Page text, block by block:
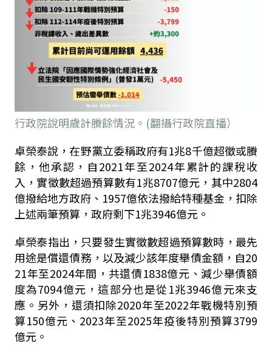
行政院說明歲計賸餘情況。(翻攝行政院直播）
卓榮泰說，在野黨立委稱政府有1兆8千億超徵或賸
餘，他承認，自2021年至2024年累計的課稅收
入，實徵數超過預算數有1兆8707億元，其中2804
億撥給地方政府、 1957億依法撥給特種基金，扣除
上述兩筆預算，政府剩下1兆3946億元。
卓榮泰指出，只要發生實徵數超過預算數時，最先
用途是償還債務，以及減少該年度舉債金額，自20
21年至2024年間，共還債1838億元、減少舉債額
度為7094億元，這部分也是從1兆3946億元來支
應。另外，還須扣除2020年至2022年戰機特別預
算150億元、 2023年至2025年疫後特別預算3799
億元。